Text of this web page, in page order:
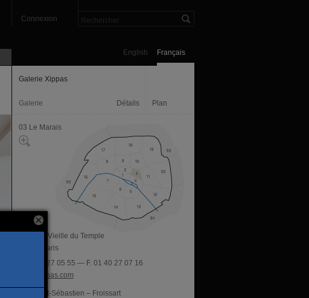
Connexion
Français
English
Galerie Xippas
Galerie Détails Plan
03 Le Marais
108, rue Vieille du Temple
75003 Paris
T. 01 40 27 05 55 — F. 01 40 27 07 16
www.xippas.com
Saint-Sébastien – Froissart